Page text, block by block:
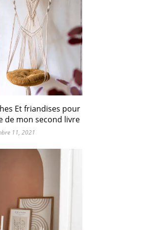
Et friandises pour
de mon second livre
11, 2021